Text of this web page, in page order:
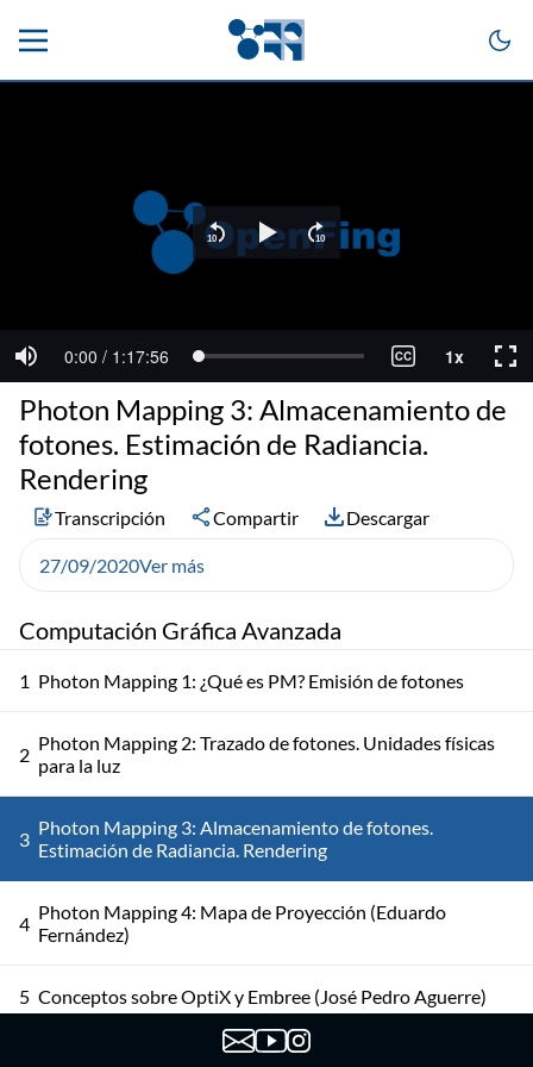
Computación Gráfica Avanzada
1 Photon Mapping 1: ¿Qué es PM? Emisión de fotones
2 Photon Mapping 2: Trazado de fotones. Unidades físicas
para la luz
3 Photon Mapping 3: Almacenamiento de fotones.
Estimación de Radiancia. Rendering
4 Photon Mapping 4: Mapa de Proyección (Eduardo
Fernández)
5 Conceptos sobre OptiX y Embree (José Pedro Aguerre)
Pipeline Gráfico Programable (José Pedro Aguerre)
Photon Mapping 3: Almacenamiento de
fotones. Estimación de Radiancia.
Rendering
Transcripción Compartir Descargar
27/09/2020Ver más